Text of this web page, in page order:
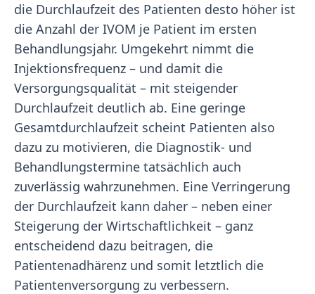
die Durchlaufzeit des Patienten desto höher ist
die Anzahl der IVOM je Patient im ersten
Behandlungsjahr. Umgekehrt nimmt die
Injektionsfrequenz – und damit die
Versorgungsqualität – mit steigender
Durchlaufzeit deutlich ab. Eine geringe
Gesamtdurchlaufzeit scheint Patienten also
dazu zu motivieren, die Diagnostik- und
Behandlungstermine tatsächlich auch
zuverlässig wahrzunehmen. Eine Verringerung
der Durchlaufzeit kann daher – neben einer
Steigerung der Wirtschaftlichkeit – ganz
entscheidend dazu beitragen, die
Patientenadhärenz und somit letztlich die
Patientenversorgung zu verbessern.